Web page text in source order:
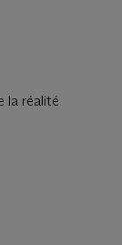
la réalité